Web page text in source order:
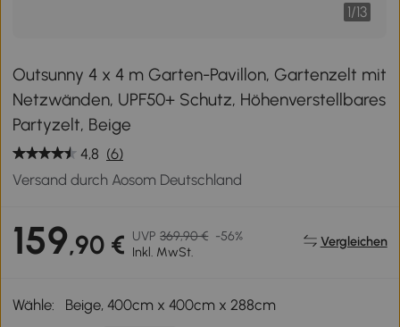
1/13
Outsunny 4 x 4 m Garten-Pavillon, Gartenzelt mit
Netzwänden, UPF50+ Schutz, Höhenverstellbares
Partyzelt, Beige
4,8 (6)
Versand durch Aosom Deutschland
159,90 € UVP 369,90 € -56%
Inkl. MwSt.
Vergleichen
Wähle: Beige, 400cm x 400cm x 288cm